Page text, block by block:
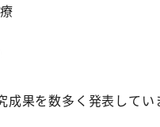
成果を数多く発表してい